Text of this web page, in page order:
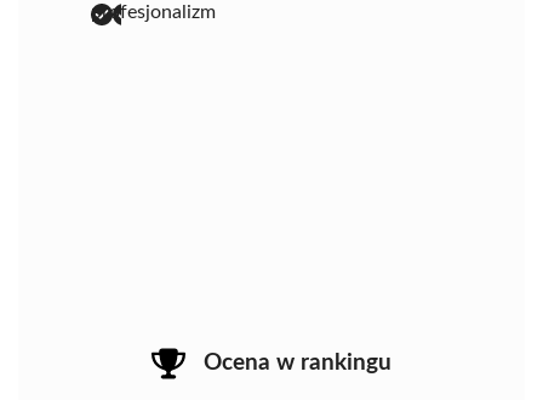
profesjonalizm
Ocena w rankingu